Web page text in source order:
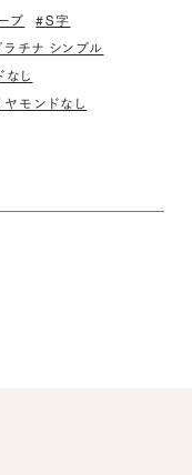
ブ
#S字
チナ シンプル
し
モンドなし